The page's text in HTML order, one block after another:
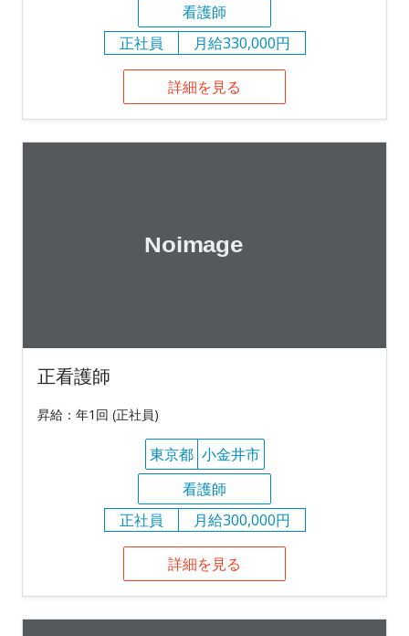
看護師
正社員
月給330,000円
詳細を見る
正看護師
昇給：年1回 (正社員)
東京都 小金井市
看護師
正社員
月給300,000円
詳細を見る